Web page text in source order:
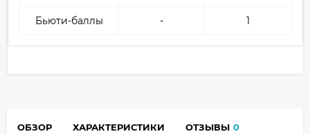
Бьюти-баллы - 1
ОБЗОР ХАРАКТЕРИСТИКИ ОТЗЫВЫ 0